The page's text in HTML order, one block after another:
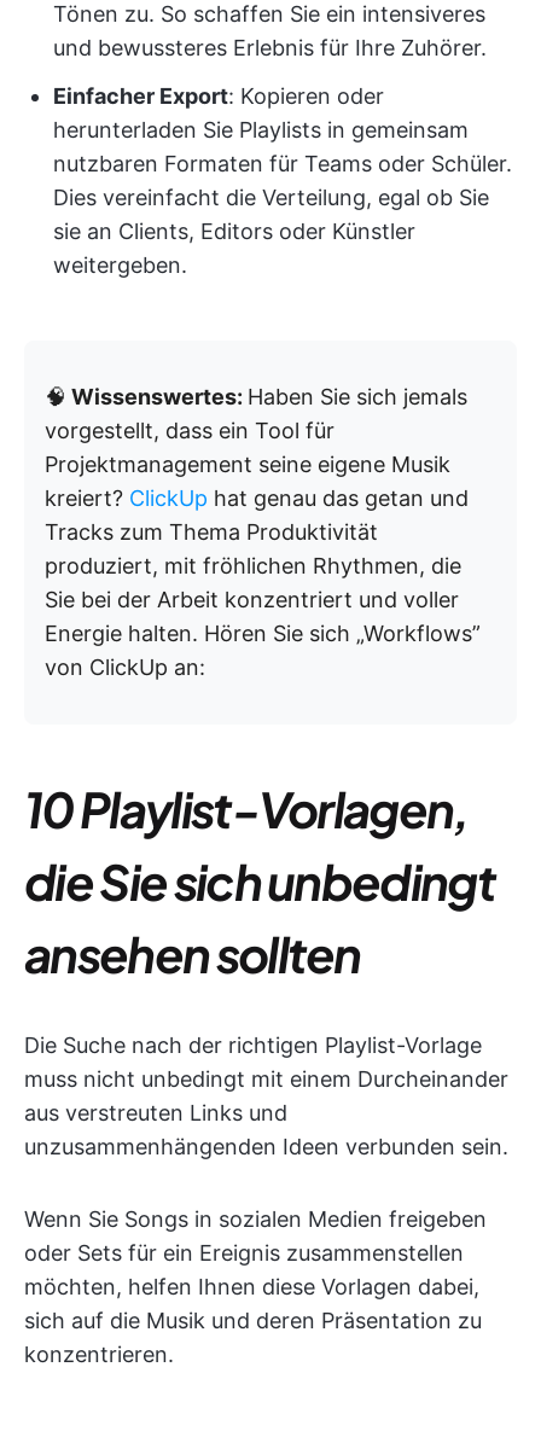
Tönen zu. So schaffen Sie ein intensiveres
und bewussteres Erlebnis für Ihre Zuhörer.
Einfacher Export: Kopieren oder
herunterladen Sie Playlists in gemeinsam
nutzbaren Formaten für Teams oder Schüler.
Dies vereinfacht die Verteilung, egal ob Sie
sie an Clients, Editors oder Künstler
weitergeben.
🧠 Wissenswertes: Haben Sie sich jemals
vorgestellt, dass ein Tool für
Projektmanagement seine eigene Musik
kreiert? ClickUp hat genau das getan und
Tracks zum Thema Produktivität
produziert, mit fröhlichen Rhythmen, die
Sie bei der Arbeit konzentriert und voller
Energie halten. Hören Sie sich „Workflows”
von ClickUp an:
10 Playlist-Vorlagen,
die Sie sich unbedingt
ansehen sollten
Die Suche nach der richtigen Playlist-Vorlage
muss nicht unbedingt mit einem Durcheinander
aus verstreuten Links und
unzusammenhängenden Ideen verbunden sein.
Wenn Sie Songs in sozialen Medien freigeben
oder Sets für ein Ereignis zusammenstellen
möchten, helfen Ihnen diese Vorlagen dabei,
sich auf die Musik und deren Präsentation zu
konzentrieren.